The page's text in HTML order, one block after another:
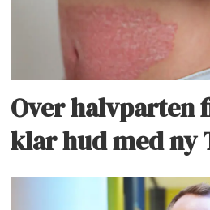
Over halvparten
klar hud med ny